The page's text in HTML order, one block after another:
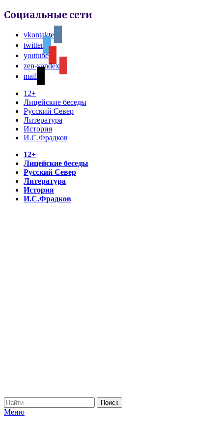
Социальные сети
vkontakte
twitter
youtube
zen-yandex
mail
12+
Лицейские беседы
Русский Север
Литература
История
И.С.Фрадков
12+
Лицейские беседы
Русский Север
Литература
История
И.С.Фрадков
Меню